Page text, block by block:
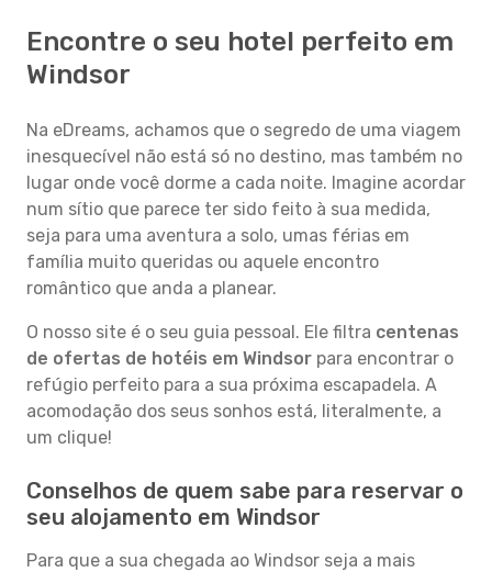
Encontre o seu hotel perfeito em
Windsor
Na eDreams, achamos que o segredo de uma viagem
inesquecível não está só no destino, mas também no
lugar onde você dorme a cada noite. Imagine acordar
num sítio que parece ter sido feito à sua medida,
seja para uma aventura a solo, umas férias em
família muito queridas ou aquele encontro
romântico que anda a planear.
O nosso site é o seu guia pessoal. Ele filtra centenas
de ofertas de hotéis em Windsor para encontrar o
refúgio perfeito para a sua próxima escapadela. A
acomodação dos seus sonhos está, literalmente, a
um clique!
Conselhos de quem sabe para reservar o
seu alojamento em Windsor
Para que a sua chegada ao Windsor seja a mais